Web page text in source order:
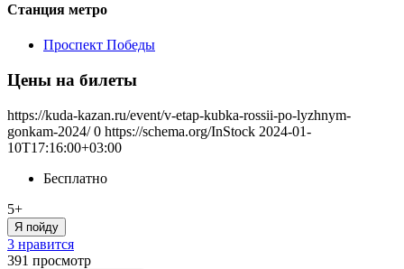
Станция метро
Проспект Победы
Цены на билеты
https://kuda-kazan.ru/event/v-etap-kubka-rossii-po-lyzhnym-
gonkam-2024/ 0 https://schema.org/InStock 2024-01-
10T17:16:00+03:00
Бесплатно
5+
Я пойду
3 нравится
391 просмотр